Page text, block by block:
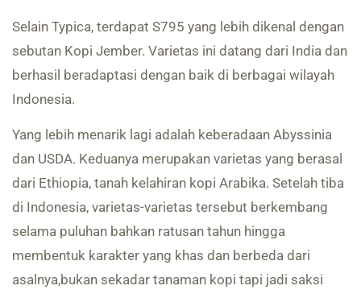
Selain Typica, terdapat S795 yang lebih dikenal dengan
sebutan Kopi Jember. Varietas ini datang dari India dan
berhasil beradaptasi dengan baik di berbagai wilayah
Indonesia.
Yang lebih menarik lagi adalah keberadaan Abyssinia
dan USDA. Keduanya merupakan varietas yang berasal
dari Ethiopia, tanah kelahiran kopi Arabika. Setelah tiba
di Indonesia, varietas-varietas tersebut berkembang
selama puluhan bahkan ratusan tahun hingga
membentuk karakter yang khas dan berbeda dari
asalnya,bukan sekadar tanaman kopi tapi jadi saksi